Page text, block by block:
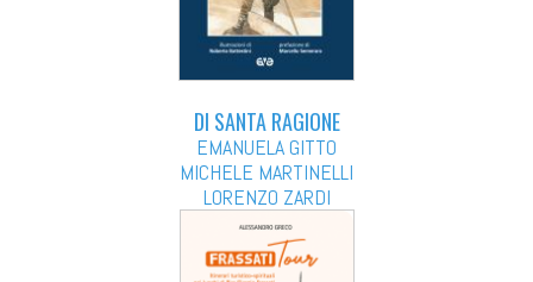
DI SANTA RAGIONE
EMANUELA GITTO
MICHELE MARTINELLI
LORENZO ZARDI